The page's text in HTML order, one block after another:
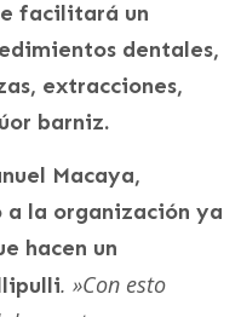
facilitará un
dentales,
extracciones,
barniz.
Macaya,
a la organización ya
hacen un
. »Con esto